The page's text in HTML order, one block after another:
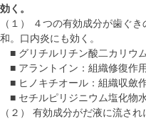
効く。
（１） ４つの有効成分が歯ぐ
和。口内炎にも効く。
■ グリチルリチン酸二カリウ
■ アラントイン：組織修復作用
■ ヒノキチオール：組織収斂
■ セチルピリジニウム塩化物
（２） 有効成分がだ液に流さ